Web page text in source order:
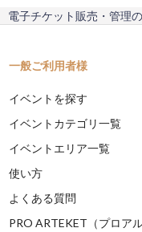
電子チケット販売・管理
一般ご利用者様
イベントを探す
イベントカテゴリ一覧
イベントエリア一覧
使い方
よくある質問
PRO ARTEKET（プロアル